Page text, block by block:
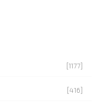
[1177]
[416]